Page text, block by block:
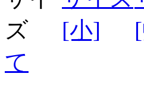
て